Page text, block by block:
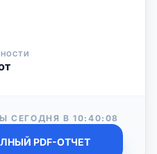
СЕГОДНЯ В10:40:08
PDF-ОТЧЕТ